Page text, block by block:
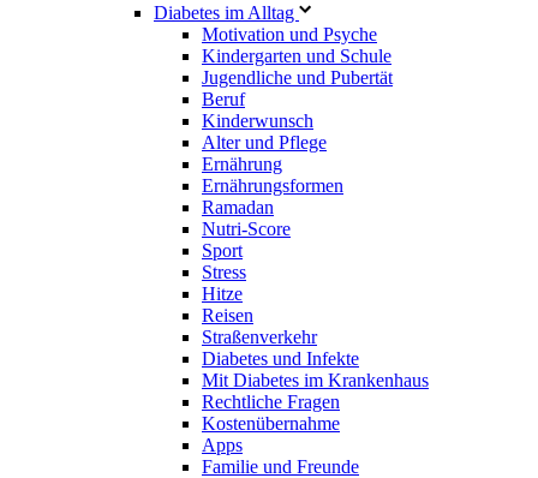
Diabetes im Alltag
Motivation und Psyche
Kindergarten und Schule
Jugendliche und Pubertät
Beruf
Kinderwunsch
Alter und Pflege
Ernährung
Ernährungsformen
Ramadan
Nutri-Score
Sport
Stress
Hitze
Reisen
Straßenverkehr
Diabetes und Infekte
Mit Diabetes im Krankenhaus
Rechtliche Fragen
Kostenübernahme
Apps
Familie und Freunde